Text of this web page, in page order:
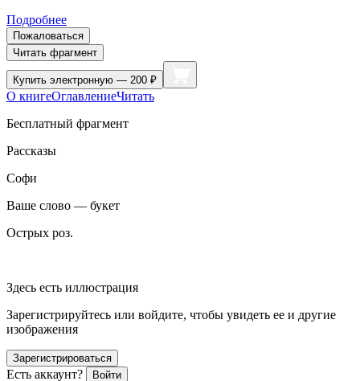
Подробнее
Пожаловаться
Читать фрагмент
Купить электронную — 200 ₽
О книгеОглавлениеЧитать
Бесплатный фрагмент
Рассказы
Софи
Ваше слово — букет
Острых роз.
Здесь есть иллюстрация
Зарегистрируйтесь или войдите, чтобы увидеть ее и другие
изображения
Зарегистрироваться
Есть аккаунт? Войти